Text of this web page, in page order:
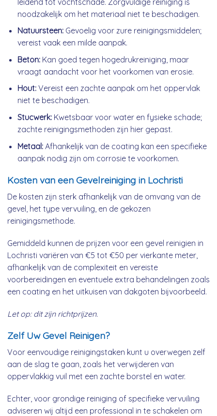
noodzakelijk om het materiaal niet te beschadigen.
Natuursteen:Gevoelig voor zure reinigingsmiddelen;
vereist vaak een milde aanpak.
Beton:Kan goed tegen hogedrukreiniging, maar
vraagt aandacht voor het voorkomen van erosie.
Hout:Vereist een zachte aanpak om het oppervlak
niet te beschadigen.
Stucwerk:Kwetsbaar voor water en fysieke schade;
zachte reinigingsmethoden zijn hier gepast.
Metaal:Afhankelijk van de coating kan een specifieke
aanpak nodig zijn om corrosie te voorkomen.
Kosten van een Gevelreiniging in Lochristi
De kosten zijn sterk afhankelijk van de omvang van de
gevel, het type vervuiling, en de gekozen
reinigingsmethode.
Gemiddeld kunnen de prijzen voor een gevel reinigien in
Lochristi variëren van €5 tot €50 per vierkante meter,
afhankelijk van de complexiteit en vereiste
voorbereidingen en eventuele extra behandelingen zoals
een coating en het uitkuisen van dakgoten bijvoorbeeld.
Let op: dit zijn richtprijzen.
Zelf Uw Gevel Reinigen?
Voor eenvoudige reinigingstaken kunt u overwegen zelf
aan de slag te gaan, zoals het verwijderen van
oppervlakkig vuil met een zachte borstel en water.
Echter, voor grondige reiniging of specifieke vervuiling
adviseren wij altijd een professional in te schakelen om